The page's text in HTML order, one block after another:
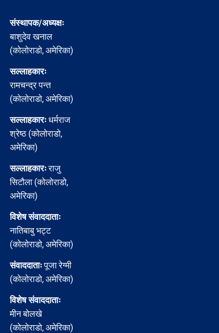
संस्थापक/अध्यक्षः
बाशुदेव खनाल
(कोलोराडो, अमेरिका)
सल्लाहकारः
रामचन्द्र पन्त
(कोलोराडो, अमेरिका)
सल्लाहकारःधर्मराज
श्रेष्ठ (कोलोराडो,
अमेरिका)
सल्लाहकारःराजु
सिटौला (कोलोराडो,
अमेरिका)
विशेष संवाददाताः
नातिबाबु भट्ट
(कोलोराडो, अमेरिका)
संवाददाताःपूजा रेग्मी
(कोलोराडो, अमेरिका)
विशेष संवाददाताः
मीन बोलखे
(कोलोराडो, अमेरिका)